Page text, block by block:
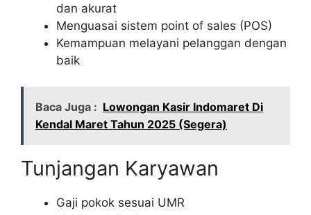
dan akurat
Menguasai sistem point of sales (POS)
Kemampuan melayani pelanggan dengan
baik
Baca Juga : Lowongan Kasir Indomaret Di
Kendal Maret Tahun 2025 (Segera)
Tunjangan Karyawan
Gaji pokok sesuai UMR